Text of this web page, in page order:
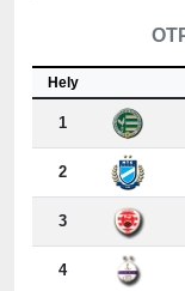
1
2
3
4
5